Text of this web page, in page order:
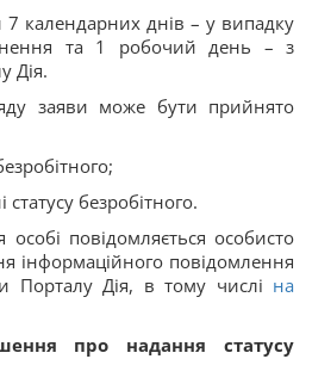
7 календарних днів – у випадку
та 1 робочий день – з
Дія.
заяви може бути прийнято
безробітного.
повідомляється особисто
інформаційного повідомлення
Порталу Дія, в тому числі на
про надання статусу